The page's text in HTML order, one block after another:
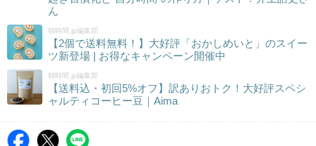
ん
朝時間.jp編集部
【2個で送料無料！】大好評「おかしめいと」のスイー
ツ新登場 | お得なキャンペーン開催中
朝時間.jp編集部
【送料込・初回5%オフ】訳ありおトク！大好評スペシ
ャルティコーヒー豆｜Aima